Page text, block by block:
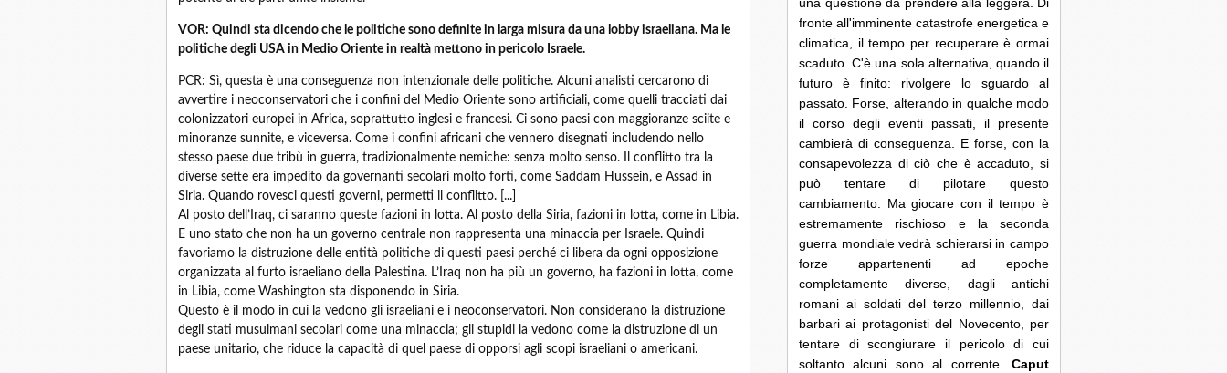
VOR: Quindi sta dicendo che le politiche sono definite in larga misura da una lobby israeliana. Ma le
politiche degli USA in Medio Oriente in realtà mettono in pericolo Israele.
PCR: Sì, questa è una conseguenza non intenzionale delle politiche. Alcuni analisti cercarono di
avvertire i neoconservatori che i confini del Medio Oriente sono artificiali, come quelli tracciati dai
colonizzatori europei in Africa, soprattutto inglesi e francesi. Ci sono paesi con maggioranze sciite e
minoranze sunnite, e viceversa. Come i confini africani che vennero disegnati includendo nello
stesso paese due tribù in guerra, tradizionalmente nemiche: senza molto senso. Il conflitto tra la
diverse sette era impedito da governanti secolari molto forti, come Saddam Hussein, e Assad in
Siria. Quando rovesci questi governi, permetti il conflitto. [...]
Al posto dell’Iraq, ci saranno queste fazioni in lotta. Al posto della Siria, fazioni in lotta, come in Libia.
E uno stato che non ha un governo centrale non rappresenta una minaccia per Israele. Quindi
favoriamo la distruzione delle entità politiche di questi paesi perché ci libera da ogni opposizione
organizzata al furto israeliano della Palestina. L’Iraq non ha più un governo, ha fazioni in lotta, come
in Libia, come Washington sta disponendo in Siria.
Questo è il modo in cui la vedono gli israeliani e i neoconservatori. Non considerano la distruzione
degli stati musulmani secolari come una minaccia; gli stupidi la vedono come la distruzione di un
paese unitario, che riduce la capacità di quel paese di opporsi agli scopi israeliani o americani.
una questione da prendere alla leggera. Di
fronte all'imminente catastrofe energetica e
climatica, il tempo per recuperare è ormai
scaduto. C'è una sola alternativa, quando il
futuro è finito: rivolgere lo sguardo al
passato. Forse, alterando in qualche modo
il corso degli eventi passati, il presente
cambierà di conseguenza. E forse, con la
consapevolezza di ciò che è accaduto, si
può tentare di pilotare questo
cambiamento. Ma giocare con il tempo è
estremamente rischioso e la seconda
guerra mondiale vedrà schierarsi in campo
forze appartenenti ad epoche
completamente diverse, dagli antichi
romani ai soldati del terzo millennio, dai
barbari ai protagonisti del Novecento, per
tentare di scongiurare il pericolo di cui
soltanto alcuni sono al corrente. Caput